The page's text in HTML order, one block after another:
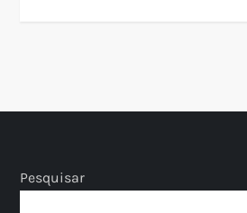
Pesquisar